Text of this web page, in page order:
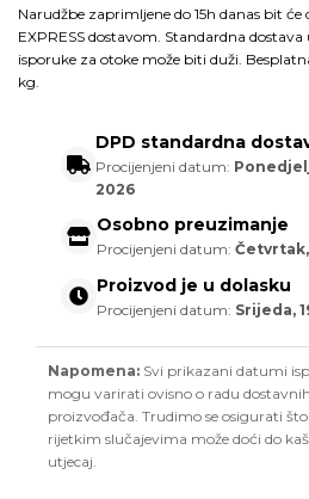
Narudžbe zaprimljene do 15h danas bit će
EXPRESS dostavom. Standardna
isporuke za otoke može biti duži.
kg.
DPD standardna
Procijenjeni datum:
2026
Osobno preuzimanje
Procijenjeni datum:
Proizvod je u dolasku
Procijenjeni datum: Srijeda,
Napomena: Svi prikazani datumi
mogu varirati ovisno o radu
proizvođača. Trudimo se osigurati
rijetkim slučajevima može doći do
utjecaj.